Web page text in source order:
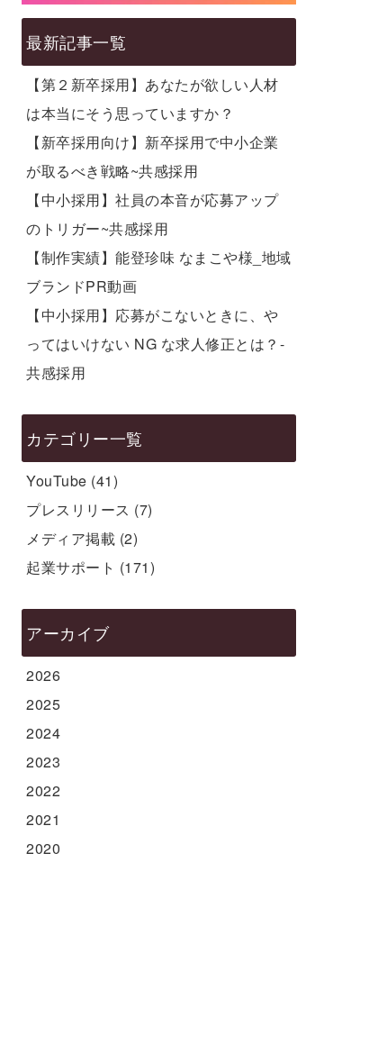
最新記事一覧
【第２新卒採用】あなたが欲しい人材
は本当にそう思っていますか？
【新卒採用向け】新卒採用で中小企業
が取るべき戦略~共感採用
【中小採用】社員の本音が応募アップ
のトリガー~共感採用
【制作実績】能登珍味 なまこや様_地域
ブランドPR動画
【中小採用】応募がこないときに、や
ってはいけない NG な求人修正とは？-
共感採用
カテゴリー一覧
YouTube (41)
プレスリリース (7)
メディア掲載 (2)
起業サポート (171)
アーカイブ
2026
2025
2024
2023
2022
2021
2020